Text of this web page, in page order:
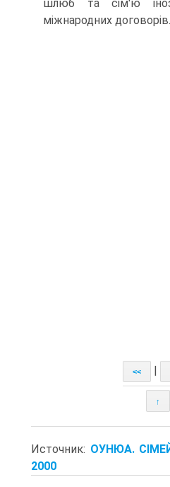
шлюб та сім'ю
міжнародних договорів.
<<
↑
Источник: ОУНЮА.
2000